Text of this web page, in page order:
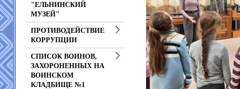
"ЕЛЬНИНСКИЙ
МУЗЕЙ"
ПРОТИВОДЕЙСТВИЕ
КОРРУПЦИИ
СПИСОК ВОИНОВ,
ЗАХОРОНЕННЫХ НА
ВОИНСКОМ
КЛАДБИЩЕ №1